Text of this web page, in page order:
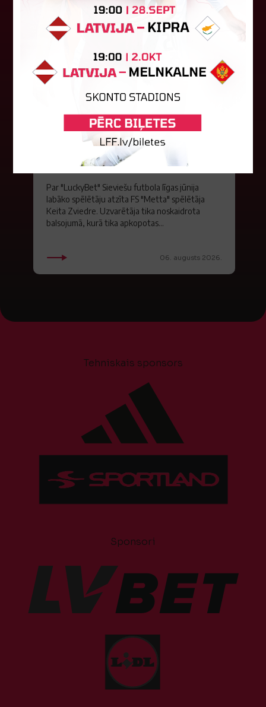
Jūlijā par labāko "LuckyBet" SFL
atzīta Keita Zviedre
Par "LuckyBet" Sieviešu futbola līgas jūnija
labāko spēlētāju atzīta FS "Metta" spēlētāja
Keita Zviedre. Uzvarētāja tika noskaidrota
balsojumā, kurā tika apkopotas...
06. augusts 2026.
Tehniskais sponsors
Sponsori